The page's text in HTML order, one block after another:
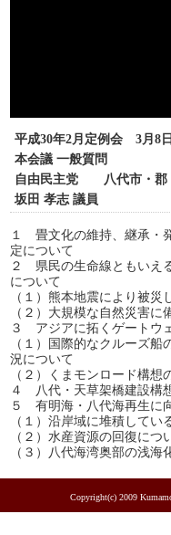
平成30年2月定例会 3月8日
本会議 一般質問
自由民主党 八代市・郡
坂田 孝志 議員
１ 畳文化の維持、継承・
定について
２ 県民の生命線ともいえ
について
（１）熊本地震により被
（２）大規模な自然災害
３ アジアに拓くゲートウ
（１）国際的なクルーズ
況について
（２）くまモンロード構想
４ 八代・天草架橋建設構
５ 有明海・八代海再生に
（１）沿岸域に堆積してい
（２）水産資源の回復につ
（３）八代海湾奥部の浅海
Copyright(c) 2009